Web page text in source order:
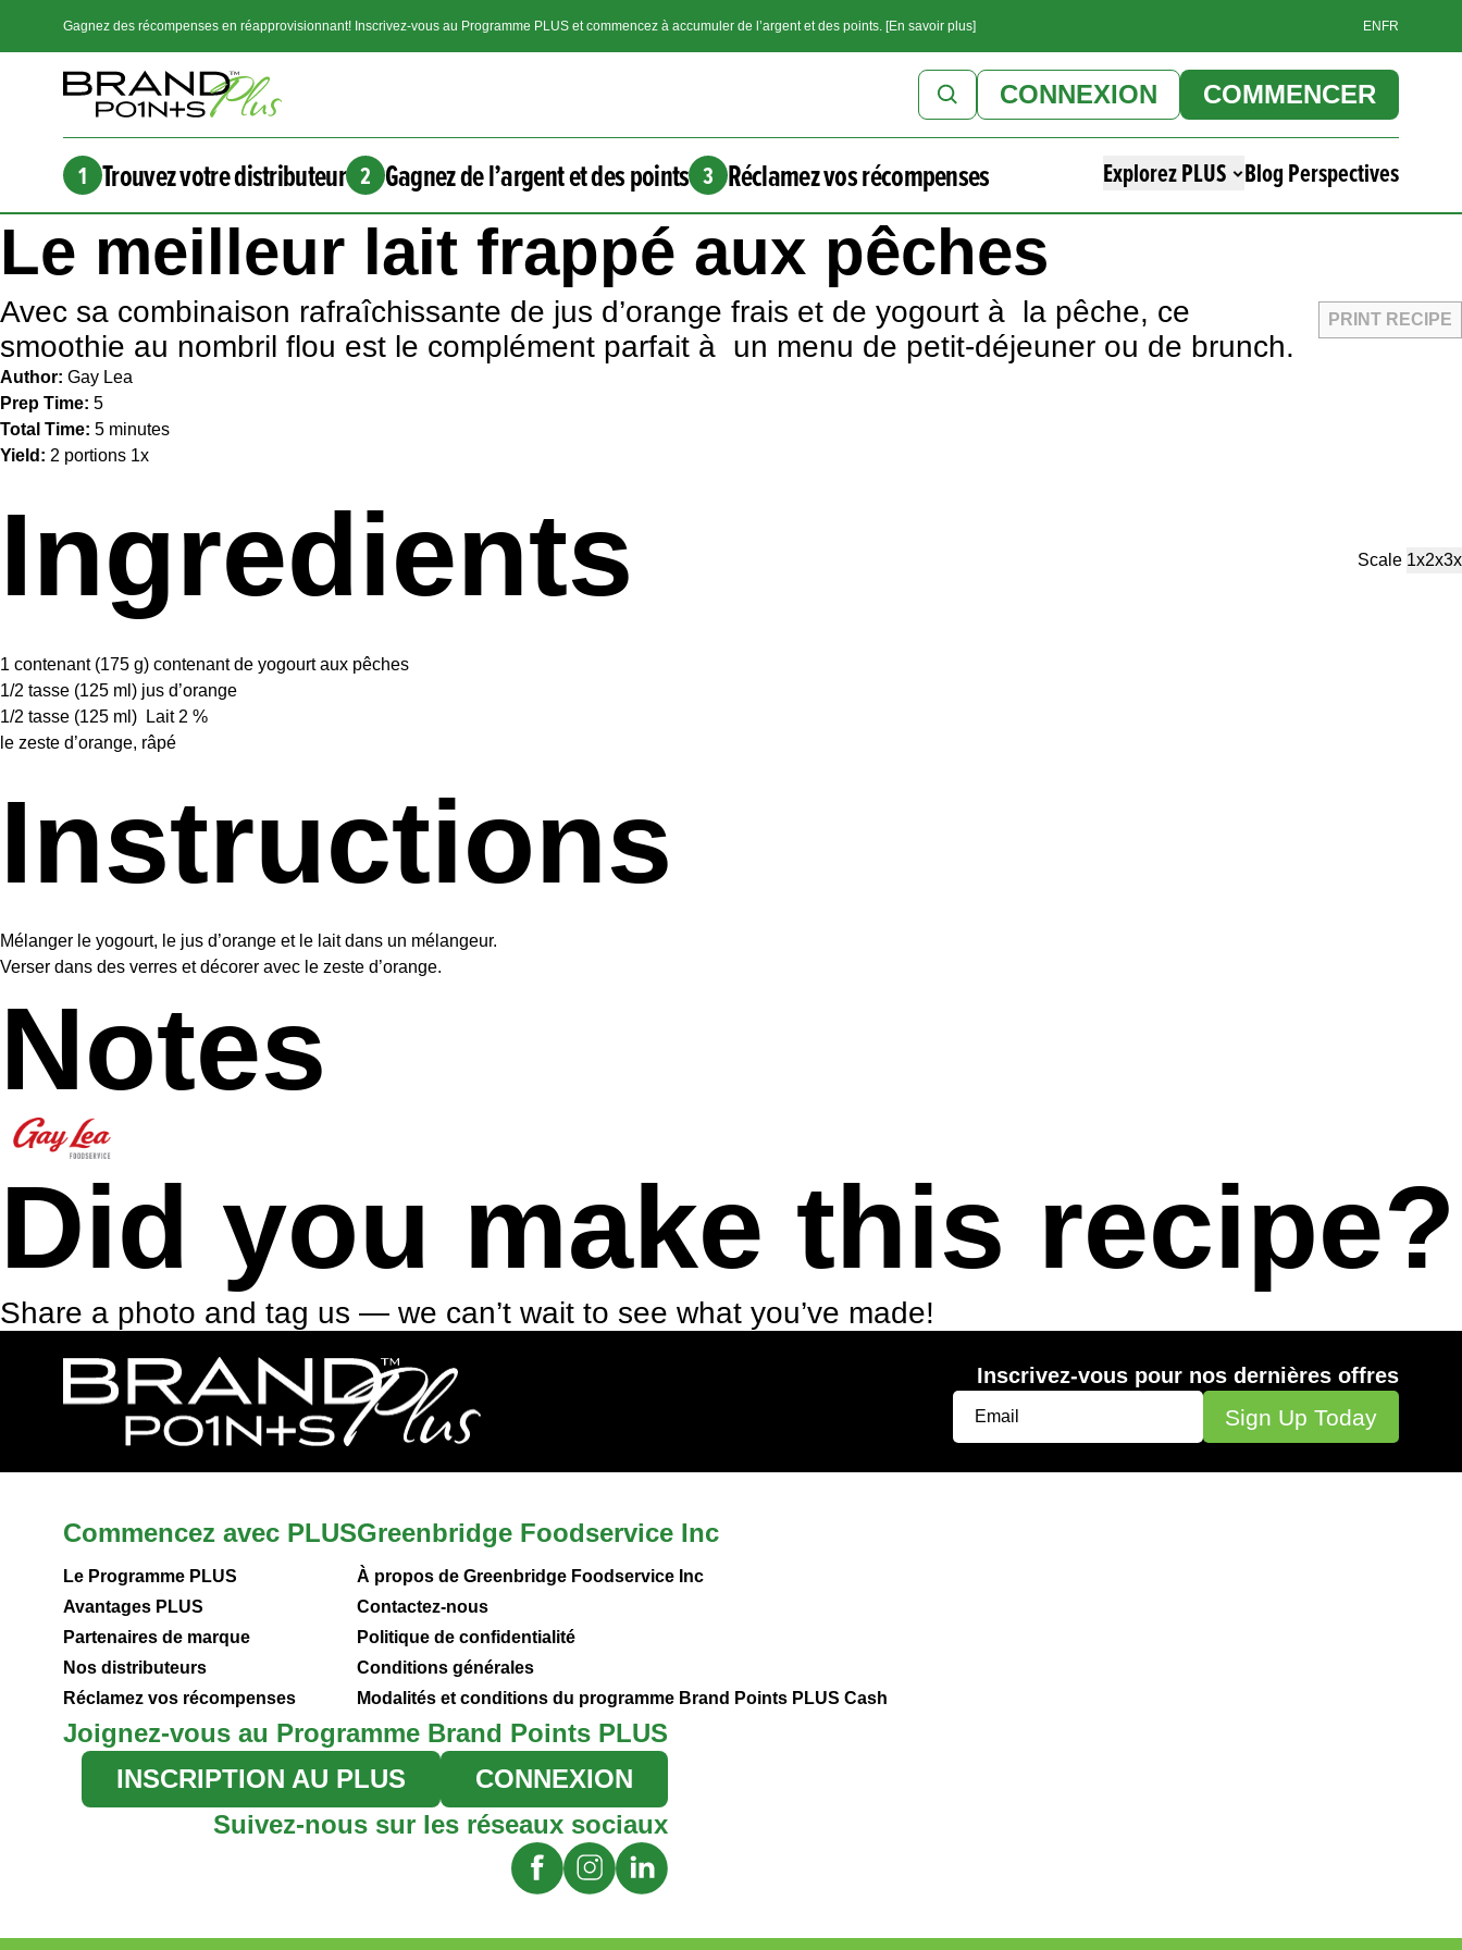
Gagnez des récompenses en réapprovisionnant! Inscrivez-vous au Programme PLUS et commencez à accumuler de l’argent et des points. [En savoir plus] EN FR
CONNEXION COMMENCER
1 Trouvez votre distributeur 2 Gagnez de l’argent et des points 3 Réclamez vos récompenses Explorez PLUS Blog Perspectives
Le meilleur lait frappé aux pêches
PRINT RECIPE
Avec sa combinaison rafraîchissante de jus d’orange frais et de yogourt à la pêche, ce
smoothie au nombril flou est le complément parfait à un menu de petit-déjeuner ou de brunch.
Author: Gay Lea
Prep Time: 5
Total Time: 5 minutes
Yield: 2 portions 1x
Ingredients Scale 1x2x3x
1 contenant (175 g) contenant de yogourt aux pêches
1/2 tasse (125 ml) jus d’orange
1/2 tasse (125 ml) Lait 2 %
le zeste d’orange, râpé
Instructions
Mélanger le yogourt, le jus d’orange et le lait dans un mélangeur.
Verser dans des verres et décorer avec le zeste d’orange.
Notes
Did you make this recipe?
Share a photo and tag us — we can’t wait to see what you’ve made!
Inscrivez-vous pour nos dernières offres
Commencez avec PLUS
Le Programme PLUS
Avantages PLUS
Partenaires de marque
Nos distributeurs
Réclamez vos récompenses
Greenbridge Foodservice Inc
À propos de Greenbridge Foodservice Inc
Contactez-nous
Politique de confidentialité
Conditions générales
Modalités et conditions du programme Brand Points PLUS Cash
Joignez-vous au Programme Brand Points PLUS
INSCRIPTION AU PLUS
CONNEXION
Suivez-nous sur les réseaux sociaux